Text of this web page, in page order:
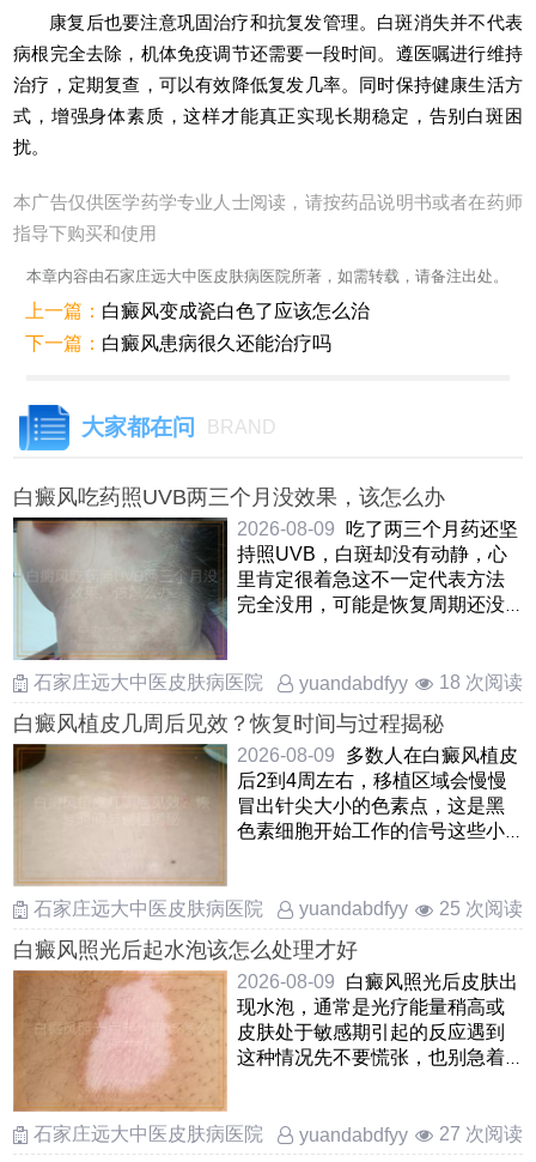
康复后也要注意巩固治疗和抗复发管理。白斑消失并不代表
病根完全去除，机体免疫调节还需要一段时间。遵医嘱进行维持
治疗，定期复查，可以有效降低复发几率。同时保持健康生活方
式，增强身体素质，这样才能真正实现长期稳定，告别白斑困
扰。
本广告仅供医学药学专业人士阅读，请按药品说明书或者在药师
指导下购买和使用
本章内容由石家庄远大中医皮肤病医院所著，如需转载，请备注出处。
上一篇： 白癜风变成瓷白色了应该怎么治
下一篇： 白癜风患病很久还能治疗吗
大家都在问 BRAND
白癜风吃药照UVB两三个月没效果，该怎么办
2026-08-09
吃了两三个月药还坚
持照UVB，白斑却没有动静，心
里肯定很着急这不一定代表方法
完全没用，可能是恢复周期还没
石家庄远大中医皮肤病医院 yuandabdfyy 18 次阅读
白癜风植皮几周后见效？恢复时间与过程揭秘
2026-08-09
多数人在白癜风植皮
后2到4周左右，移植区域会慢慢
冒出针尖大小的色素点，这是黑
色素细胞开始工作的信号这些小
石家庄远大中医皮肤病医院 yuandabdfyy 25 次阅读
白癜风照光后起水泡该怎么处理才好
2026-08-09
白癜风照光后皮肤出
现水泡，通常是光疗能量稍高或
皮肤处于敏感期引起的反应遇到
这种情况先不要慌张，也别急着
石家庄远大中医皮肤病医院 yuandabdfyy 27 次阅读